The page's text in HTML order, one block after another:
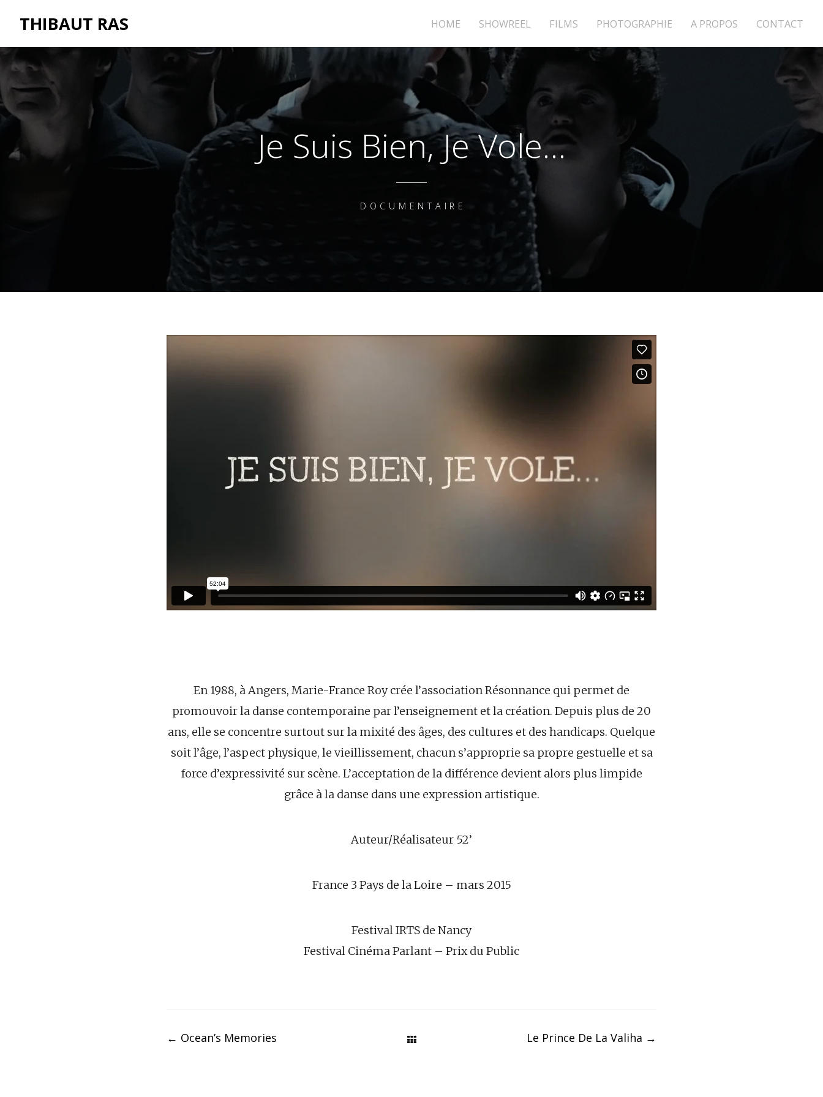
THIBAUT RAS HOME SHOWREEL FILMS PHOTOGRAPHIE A PROPOS CONTACT
Je Suis Bien, Je Vole…
DOCUMENTAIRE
En 1988, à Angers, Marie-France Roy crée l’association Résonnance qui permet de
promouvoir la danse contemporaine par l’enseignement et la création. Depuis plus de 20
ans, elle se concentre surtout sur la mixité des âges, des cultures et des handicaps. Quelque
soit l’âge, l’aspect physique, le vieillissement, chacun s’approprie sa propre gestuelle et sa
force d’expressivité sur scène. L’acceptation de la différence devient alors plus limpide
grâce à la danse dans une expression artistique.
Auteur/Réalisateur 52’
France 3 Pays de la Loire – mars 2015
Festival IRTS de Nancy
Festival Cinéma Parlant – Prix du Public
← Ocean’s Memories Le Prince De La Valiha →